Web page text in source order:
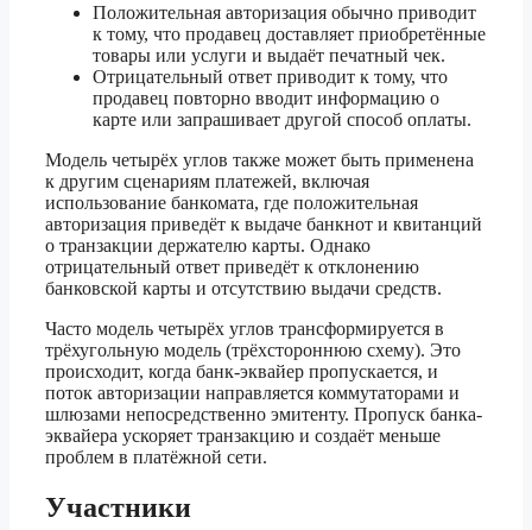
Положительная авторизация обычно приводит
к тому, что продавец доставляет приобретённые
товары или услуги и выдаёт печатный чек.
Отрицательный ответ приводит к тому, что
продавец повторно вводит информацию о
карте или запрашивает другой способ оплаты.
Модель четырёх углов также может быть применена
к другим сценариям платежей, включая
использование банкомата, где положительная
авторизация приведёт к выдаче банкнот и квитанций
о транзакции держателю карты. Однако
отрицательный ответ приведёт к отклонению
банковской карты и отсутствию выдачи средств.
Часто модель четырёх углов трансформируется в
трёхугольную модель (трёхстороннюю схему). Это
происходит, когда банк-эквайер пропускается, и
поток авторизации направляется коммутаторами и
шлюзами непосредственно эмитенту. Пропуск банка-
эквайера ускоряет транзакцию и создаёт меньше
проблем в платёжной сети.
Участники